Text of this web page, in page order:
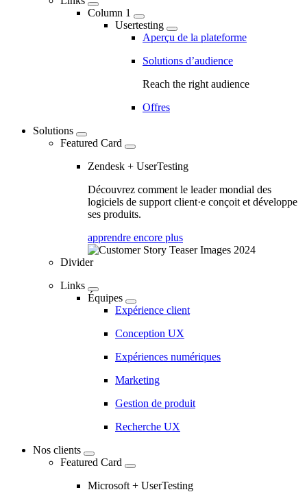
Column 1
Usertesting
Aperçu de la plateforme
Solutions d’audience
Reach the right audience
Offres
Solutions
Featured Card
Zendesk + UserTesting
Découvrez comment le leader mondial des
logiciels de support client·e conçoit et développe
ses produits.
apprendre encore plus
Divider
Links
Équipes
Expérience client
Conception UX
Expériences numériques
Marketing
Gestion de produit
Recherche UX
Nos clients
Featured Card
Microsoft + UserTesting